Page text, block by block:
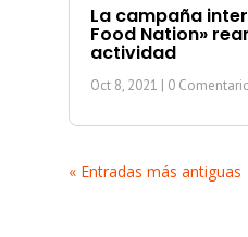
La campaña
Food Nation»
actividad
Oct 8, 2021 | 0
« Entradas más antiguas